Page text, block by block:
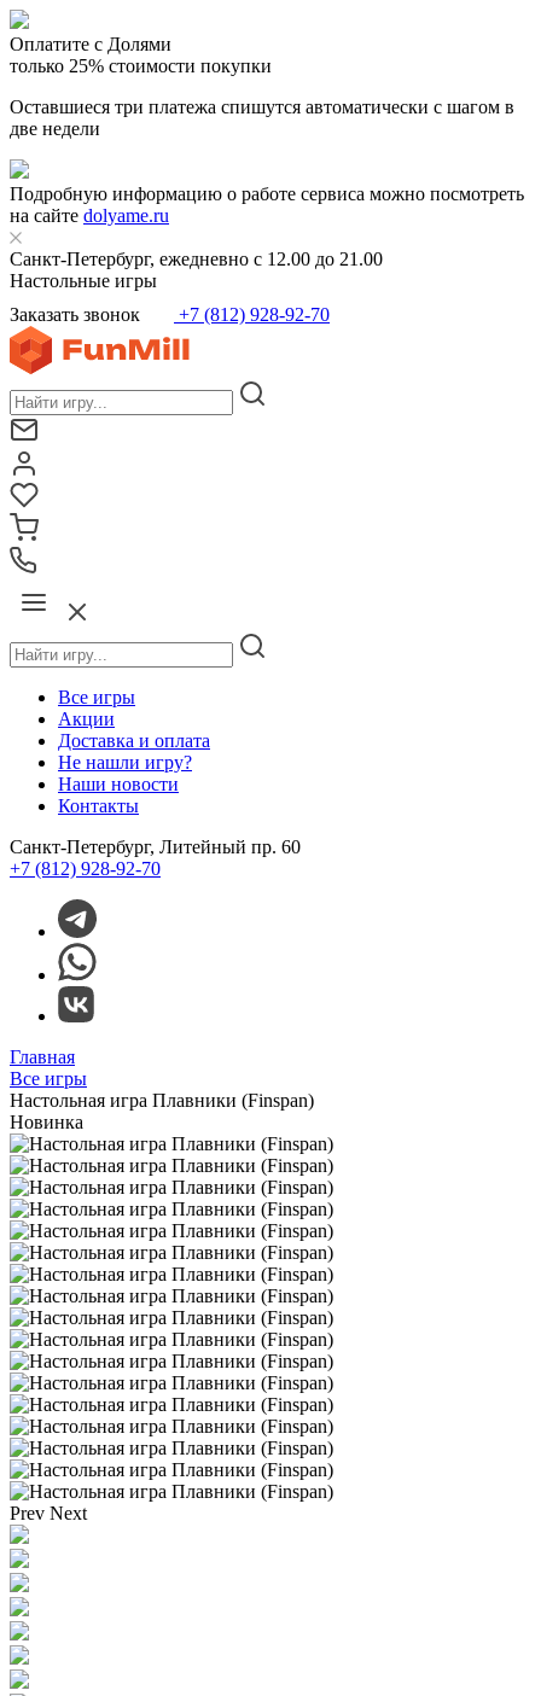
Оплатите с Долями
только 25% стоимости покупки
Оставшиеся три платежа спишутся автоматически с шагом в
две недели
Подробную информацию о работе сервиса можно посмотреть
на сайте dolyame.ru
Санкт-Петербург, ежедневно с 12.00 до 21.00
Настольные игры
Заказать звонок
+7 (812) 928-92-70
Все игры
Акции
Доставка и оплата
Не нашли игру?
Наши новости
Контакты
Санкт-Петербург, Литейный пр. 60
+7 (812) 928-92-70
Главная
Все игры
Настольная игра Плавники (Finspan)
Новинка
Prev Next